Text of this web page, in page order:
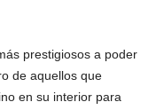
prestigiosos a poder
de aquellos que
en su interior para